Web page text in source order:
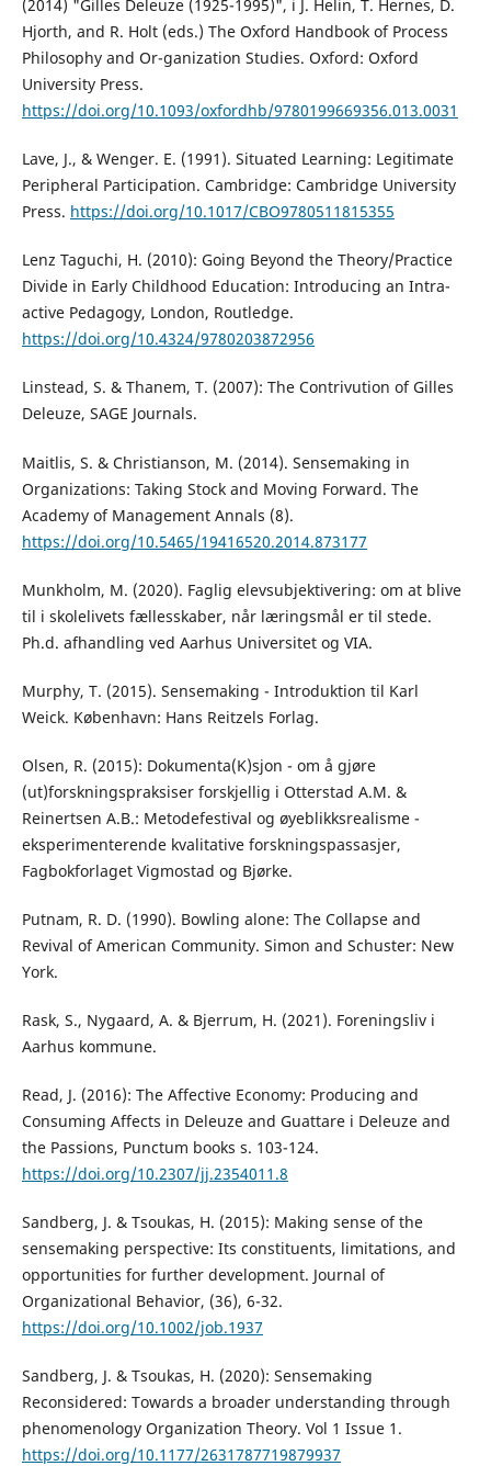
(2014) "Gilles Deleuze (1925-1995)", i J. Helin, T. Hernes, D.
Hjorth, and R. Holt (eds.) The Oxford Handbook of Process
Philosophy and Or-ganization Studies. Oxford: Oxford
University Press.
https://doi.org/10.1093/oxfordhb/9780199669356.013.0031
Lave, J., & Wenger. E. (1991). Situated Learning: Legitimate
Peripheral Participation. Cambridge: Cambridge University
Press. https://doi.org/10.1017/CBO9780511815355
Lenz Taguchi, H. (2010): Going Beyond the Theory/Practice
Divide in Early Childhood Education: Introducing an Intra-
active Pedagogy, London, Routledge.
https://doi.org/10.4324/9780203872956
Linstead, S. & Thanem, T. (2007): The Contrivution of Gilles
Deleuze, SAGE Journals.
Maitlis, S. & Christianson, M. (2014). Sensemaking in
Organizations: Taking Stock and Moving Forward. The
Academy of Management Annals (8).
https://doi.org/10.5465/19416520.2014.873177
Munkholm, M. (2020). Faglig elevsubjektivering: om at blive
til i skolelivets fællesskaber, når læringsmål er til stede.
Ph.d. afhandling ved Aarhus Universitet og VIA.
Murphy, T. (2015). Sensemaking - Introduktion til Karl
Weick. København: Hans Reitzels Forlag.
Olsen, R. (2015): Dokumenta(K)sjon - om å gjøre
(ut)forskningspraksiser forskjellig i Otterstad A.M. &
Reinertsen A.B.: Metodefestival og øyeblikksrealisme -
eksperimenterende kvalitative forskningspassasjer,
Fagbokforlaget Vigmostad og Bjørke.
Putnam, R. D. (1990). Bowling alone: The Collapse and
Revival of American Community. Simon and Schuster: New
York.
Rask, S., Nygaard, A. & Bjerrum, H. (2021). Foreningsliv i
Aarhus kommune.
Read, J. (2016): The Affective Economy: Producing and
Consuming Affects in Deleuze and Guattare i Deleuze and
the Passions, Punctum books s. 103-124.
https://doi.org/10.2307/jj.2354011.8
Sandberg, J. & Tsoukas, H. (2015): Making sense of the
sensemaking perspective: Its constituents, limitations, and
opportunities for further development. Journal of
Organizational Behavior, (36), 6-32.
https://doi.org/10.1002/job.1937
Sandberg, J. & Tsoukas, H. (2020): Sensemaking
Reconsidered: Towards a broader understanding through
phenomenology Organization Theory. Vol 1 Issue 1.
https://doi.org/10.1177/2631787719879937